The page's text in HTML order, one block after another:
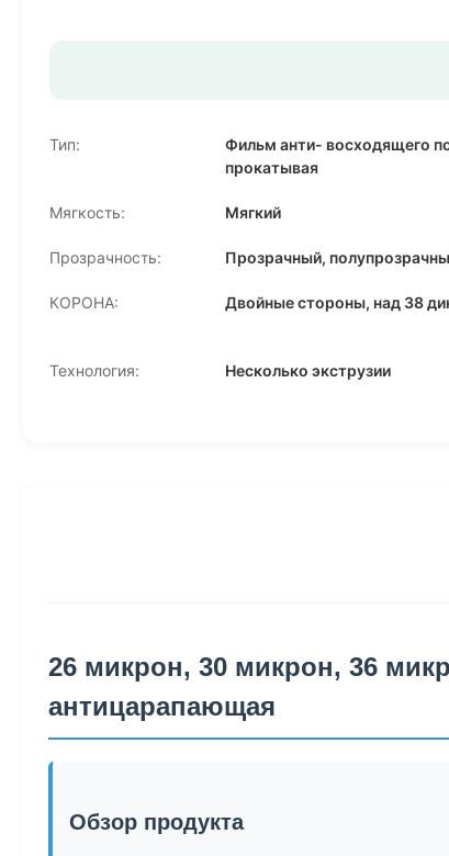
Тип:
Фильм анти- восходящего
прокатывая
Мягкость: Мягкий
Прозрачность: Прозрачный,
КОРОНА: Двойные стороны, над 38
Технология: Несколько экструзии
26 микрон, 30 микрон, 36
антицарапающая
Обзор продукта